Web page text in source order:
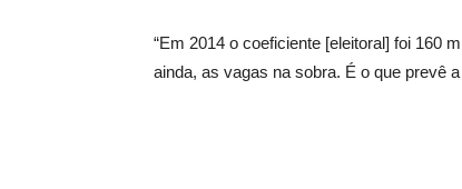
“Em 2014 o coeficiente [eleitoral] foi 160
ainda, as vagas na sobra. É o que prevê